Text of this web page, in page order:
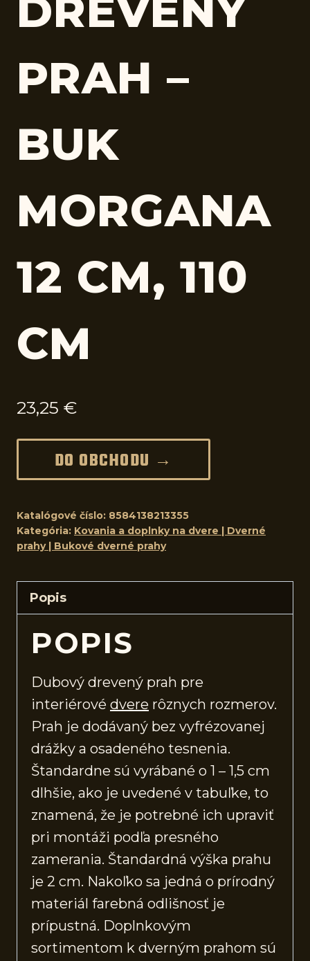
DREVENÝ
PRAH –
BUK
MORGANA
12 CM, 110
CM
23,25 €
DO OBCHODU →
Katalógové číslo: 8584138213355
Kategória: Kovania a doplnky na dvere | Dverné
prahy | Bukové dverné prahy
Popis
POPIS
Dubový drevený prah pre
interiérové dvere rôznych rozmerov.
Prah je dodávaný bez vyfrézovanej
drážky a osadeného tesnenia.
Štandardne sú vyrábané o 1 – 1,5 cm
dlhšie, ako je uvedené v tabuľke, to
znamená, že je potrebné ich upraviť
pri montáži podľa presného
zamerania. Štandardná výška prahu
je 2 cm. Nakoľko sa jedná o prírodný
materiál farebná odlišnosť je
prípustná. Doplnkovým
sortimentom k dverným prahom sú